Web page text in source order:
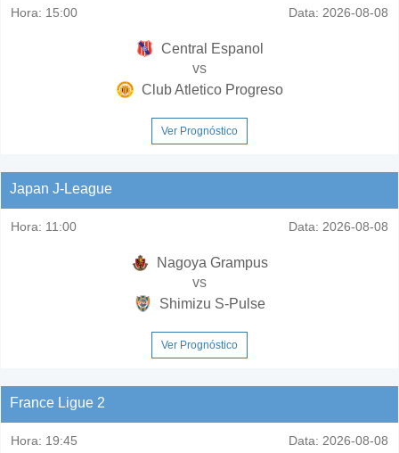
Hora: 15:00 Data: 2026-08-08
Central Espanol
vs
Club Atletico Progreso
Ver Prognóstico
Japan J-League
Hora: 11:00 Data: 2026-08-08
Nagoya Grampus
vs
Shimizu S-Pulse
Ver Prognóstico
France Ligue 2
Hora: 19:45 Data: 2026-08-08